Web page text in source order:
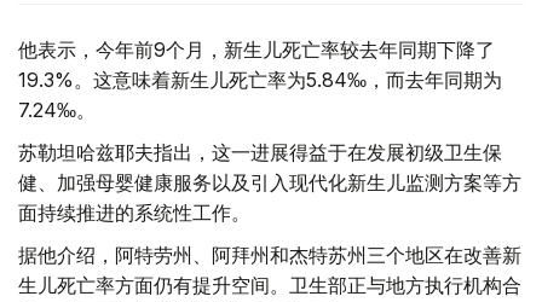
他表示，今年前9个月，新生儿死亡率较去年同期下降了
19.3%。这意味着新生儿死亡率为5.84‰，而去年同期为
7.24‰。
苏勒坦哈兹耶夫指出，这一进展得益于在发展初级卫生保
健、加强母婴健康服务以及引入现代化新生儿监测方案等方
面持续推进的系统性工作。
据他介绍，阿特劳州、阿拜州和杰特苏州三个地区在改善新
生儿死亡率方面仍有提升空间。卫生部正与地方执行机构合